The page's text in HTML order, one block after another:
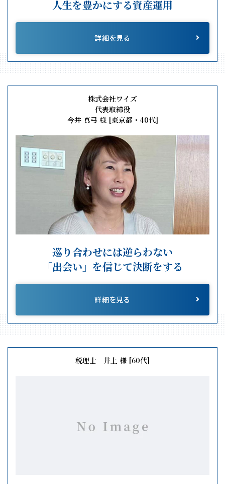
人生を豊かにする資産運用
詳細を見る
株式会社ワイズ
代表取締役
今井 真弓 様 [東京都・40代]
巡り合わせには逆らわない
「出会い」を信じて決断をする
詳細を見る
税理士 井上 様 [60代]